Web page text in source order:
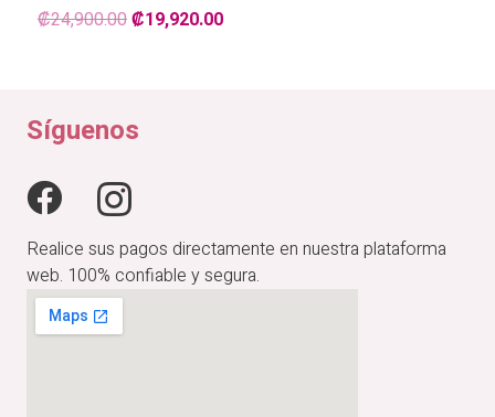
₡24,900.00El
₡24,900.00.
₡19,920.00El
Síguenos
Realice sus pagos directamente en nuestra plataforma
web. 100% confiable y segura.